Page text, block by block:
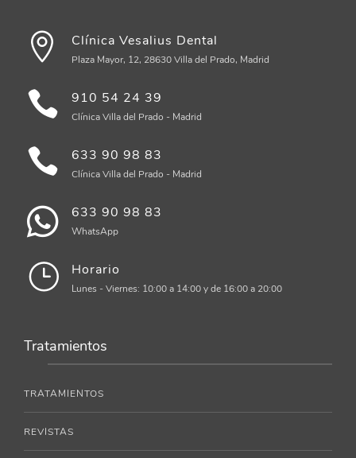
Clínica Vesalius Dental
Plaza Mayor, 12, 28630 Villa del Prado, Madrid
910 54 24 39
Clínica Villa del Prado - Madrid
633 90 98 83
Clínica Villa del Prado - Madrid
633 90 98 83
WhatsApp
Horario
Lunes - Viernes: 10:00 a 14:00 y de 16:00 a 20:00
Tratamientos
TRATAMIENTOS
REVISTAS